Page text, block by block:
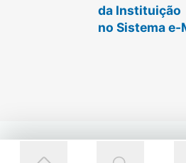
da Instituição
no Sistema e-